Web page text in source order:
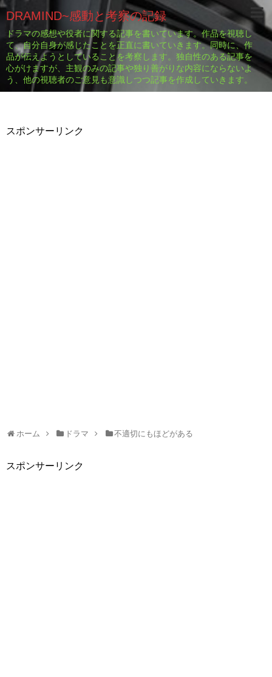
DRAMIND~感動と考察の記録
ドラマの感想や役者に関する記事を書いています。作品を視聴し
て、自分自身が感じたことを正直に書いていきます。同時に、作
品が伝えようとしていることを考察します。独自性のある記事を
心がけますが、主観のみの記事や独り善がりな内容にならないよ
う、他の視聴者のご意見も意識しつつ記事を作成していきます。
スポンサーリンク
ホーム ドラマ 不適切にもほどがある
スポンサーリンク